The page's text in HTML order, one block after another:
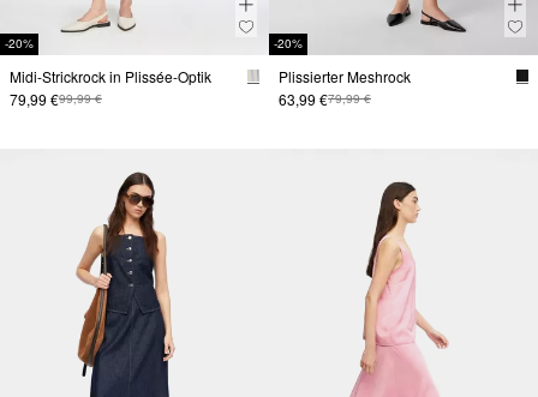
-20%
Midi-Strickrock in Plissée-Optik
79,99 €99,99 €
-20%
Plissierter Meshrock
63,99 €79,99 €